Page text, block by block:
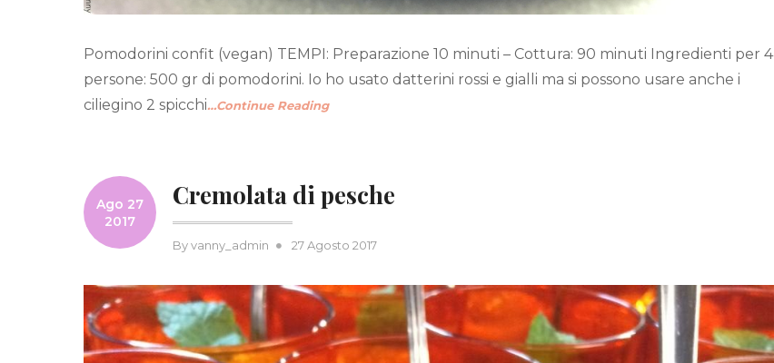
Pomodorini confit (vegan) TEMPI: Preparazione 10 minuti – Cottura: 90 minuti Ingredienti per 4
persone: 500 gr di pomodorini. Io ho usato datterini rossi e gialli ma si possono usare anche i
ciliegino 2 spicchi…Continue Reading
Ago 27
2017
Cremolata di pesche
Byvanny_admin
Posted
27 Agosto 2017